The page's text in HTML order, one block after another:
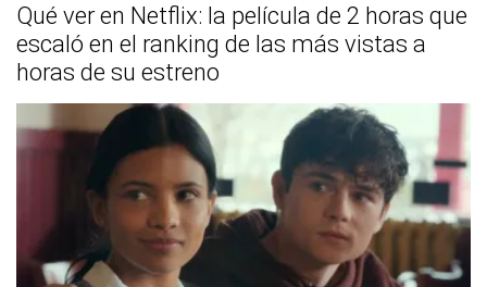
Qué ver en Netflix: la película de 2 horas que
escaló en el ranking de las más vistas a
horas de su estreno